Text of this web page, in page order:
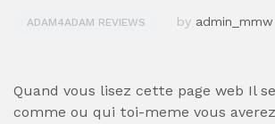
ADAM4ADAM REVIEWS by admin_mmw
Quand vous lisez cette page web Il
comme ou qui toi-meme vous